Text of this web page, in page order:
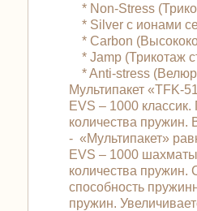
* Non-Stress
* Silver с ионами
* Carbon
* Jamp (Трикотаж
* Anti-stress
Мультипакет «TFK-
EVS – 1000
количества пружин.
- «Мультипакет»
EVS – 1000
количества пружин.
способность
пружин.